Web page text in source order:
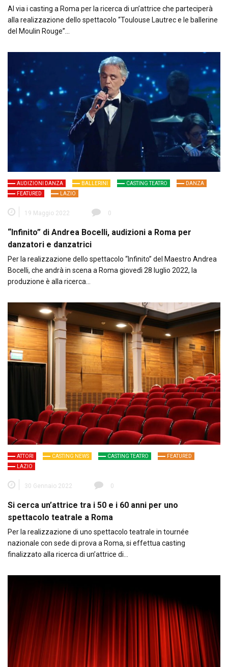
Al via i casting a Roma per la ricerca di un’attrice che parteciperà
alla realizzazione dello spettacolo “Toulouse Lautrec e le ballerine
del Moulin Rouge”…
AUDIZIONI DANZA BALLERINI CASTING TEATRO
DANZA
FEATURED
LAZIO
19 Maggio 2022 0
“Infinito” di Andrea Bocelli, audizioni a Roma per
danzatori e danzatrici
Per la realizzazione dello spettacolo “Infinito” del Maestro Andrea
Bocelli, che andrà in scena a Roma giovedì 28 luglio 2022, la
produzione è alla ricerca…
ATTORI CASTING NEWS CASTING TEATRO
FEATURED
LAZIO
30 Gennaio 2022 0
Si cerca un’attrice tra i 50 e i 60 anni per uno
spettacolo teatrale a Roma
Per la realizzazione di uno spettacolo teatrale in tournée
nazionale con sede di prova a Roma, si effettua casting
finalizzato alla ricerca di un’attrice di…